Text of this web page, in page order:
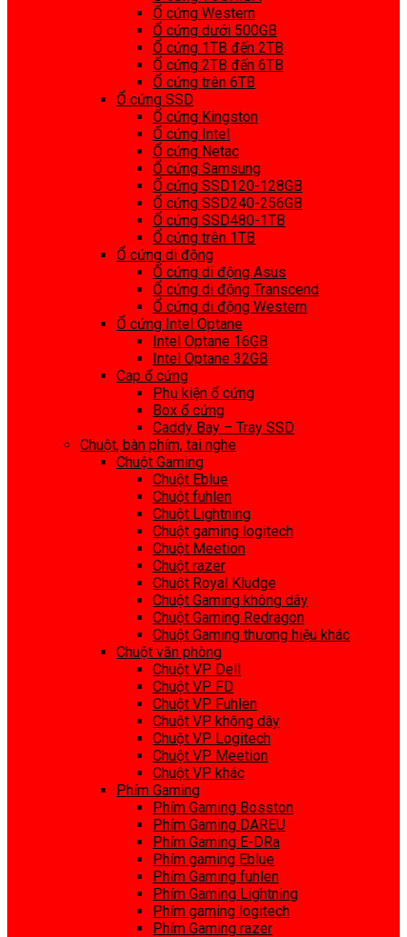
Ổ cứng Western
Ổ cứng dưới 500GB
Ổ cứng 1TB đến 2TB
Ổ cứng 2TB đến 6TB
Ổ cứng trên 6TB
Ổ cứng SSD
Ổ cứng Kingston
Ổ cứng Intel
Ổ cứng Netac
Ổ cứng Samsung
Ổ cứng SSD120-128GB
Ổ cứng SSD240-256GB
Ổ cứng SSD480-1TB
Ổ cứng trên 1TB
Ổ cứng di động
Ổ cứng di động Asus
Ổ cứng di động Transcend
Ổ cứng di động Western
Ổ cứng Intel Optane
Intel Optane 16GB
Intel Optane 32GB
Cap ổ cứng
Phụ kiện ổ cứng
Box ổ cứng
Caddy Bay – Tray SSD
Chuột, bàn phím, tai nghe
Chuột Gaming
Chuột Eblue
Chuột fuhlen
Chuột Lightning
Chuột gaming logitech
Chuột Meetion
Chuột razer
Chuột Royal Kludge
Chuột Gaming không dây
Chuột Gaming Redragon
Chuột Gaming thương hiệu khác
Chuột văn phòng
Chuột VP Dell
Chuột VP FD
Chuột VP Fuhlen
Chuột VP không dây
Chuột VP Logitech
Chuột VP Meetion
Chuột VP khác
Phím Gaming
Phím Gaming Bosston
Phím Gaming DAREU
Phím Gaming E-DRa
Phím gaming Eblue
Phím Gaming fuhlen
Phím Gaming Lightning
Phím gaming logitech
Phím Gaming razer